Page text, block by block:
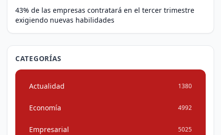
43% de las empresas contratará en el tercer trimestre
exigiendo nuevas habilidades
CATEGORÍAS
Actualidad 1380
Economía 4992
Empresarial 5025